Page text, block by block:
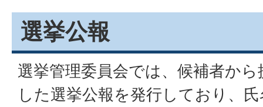
選挙公報
選挙管理委員会では、候補者か
した選挙公報を発行しており、